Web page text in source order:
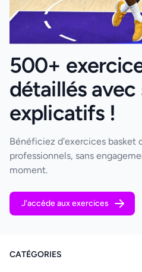
500+
détaillés avec
explicatifs !
Bénéficiez d'exercices basket
professionnels, sans
moment.
J'accède aux exercices
CATÉGORIES